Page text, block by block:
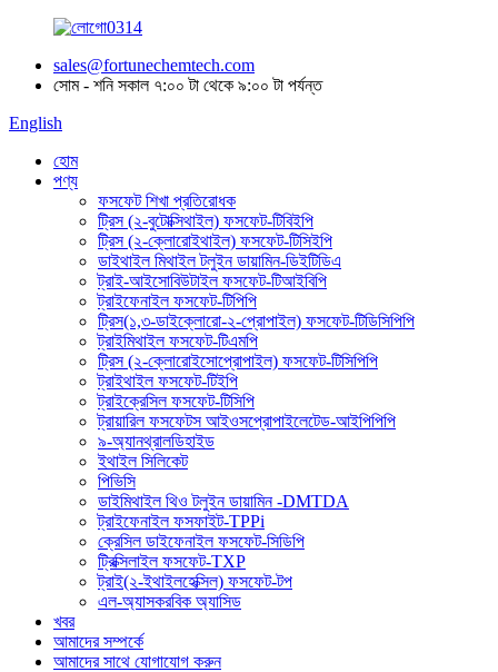
sales@fortunechemtech.com
সোম - শনি সকাল ৭:০০ টা থেকে ৯:০০ টা পর্যন্ত
English
হোম
পণ্য
ফসফেট শিখা প্রতিরোধক
ট্রিস (২-বুটোক্সিথাইল) ফসফেট-টিবিইপি
ট্রিস (২-ক্লোরোইথাইল) ফসফেট-টিসিইপি
ডাইথাইল মিথাইল টলুইন ডায়ামিন-ডিইটিডিএ
ট্রাই-আইসোবিউটাইল ফসফেট-টিআইবিপি
ট্রাইফেনাইল ফসফেট-টিপিপি
ট্রিস(১,৩-ডাইক্লোরো-২-প্রোপাইল) ফসফেট-টিডিসিপিপি
ট্রাইমিথাইল ফসফেট-টিএমপি
ট্রিস (২-ক্লোরোইসোপ্রোপাইল) ফসফেট-টিসিপিপি
ট্রাইথাইল ফসফেট-টিইপি
ট্রাইক্রেসিল ফসফেট-টিসিপি
ট্রায়ারিল ফসফেটস আইওসপ্রোপাইলেটেড-আইপিপিপি
৯-অ্যানথ্রালডিহাইড
ইথাইল সিলিকেট
পিভিসি
ডাইমিথাইল থিও টলুইন ডায়ামিন -DMTDA
ট্রাইফেনাইল ফসফাইট-TPPi
ক্রেসিল ডাইফেনাইল ফসফেট-সিডিপি
ট্রিক্সিলাইল ফসফেট-TXP
ট্রাই(২-ইথাইলহেক্সিল) ফসফেট-টপ
এল-অ্যাসকরবিক অ্যাসিড
খবর
আমাদের সম্পর্কে
আমাদের সাথে যোগাযোগ করুন